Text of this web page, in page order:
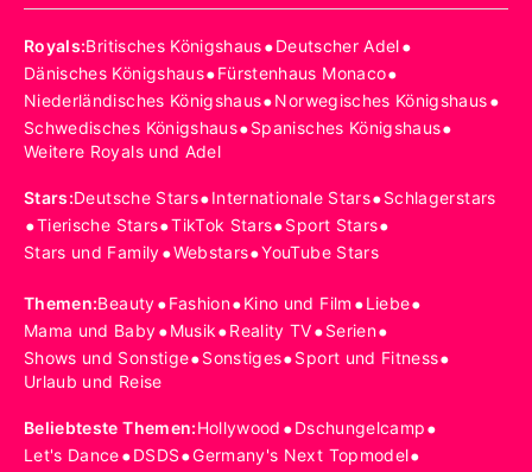
Royals:Britisches Königshaus•Deutscher Adel•
Dänisches Königshaus•Fürstenhaus Monaco•
Niederländisches Königshaus•Norwegisches Königshaus•
Schwedisches Königshaus•Spanisches Königshaus•
Weitere Royals und Adel
Stars:Deutsche Stars•Internationale Stars•Schlagerstars
•Tierische Stars•TikTok Stars•Sport Stars•
Stars und Family•Webstars•YouTube Stars
Themen:Beauty•Fashion•Kino und Film •Liebe•
Mama und Baby•Musik•Reality TV•Serien•
Shows und Sonstige•Sonstiges•Sport und Fitness•
Urlaub und Reise
Beliebteste Themen:Hollywood •Dschungelcamp•
Let's Dance•DSDS•Germany's Next Topmodel•